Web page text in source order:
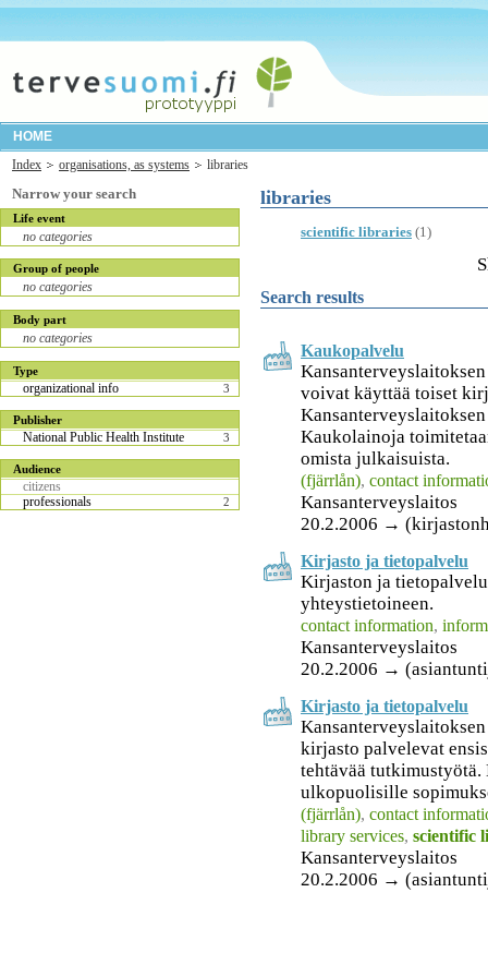
HOME
Index
organisations, as systems libraries
Narrow your search
Life event
no categories
Group of people
no categories
Body part
no categories
Type
organizational info 3
Publisher
National Public Health Institute 3
Audience
citizens
professionals
2
libraries
scientific libraries (1)
Search results
Kaukopalvelu
voivat käyttää toiset
Kaukolainoja
omista julkaisuista.
(fjärrlån), contact
Kansanterveyslaitos
20.2.2006 →
Kirjasto ja tietopalvelu
Kirjaston ja
yhteystietoineen.
contact information,
Kansanterveyslaitos
20.2.2006 →
Kirjasto ja tietopalvelu
kirjasto palvelevat
tehtävää
ulkopuolisille
(fjärrlån), contact
library services, scientific
Kansanterveyslaitos
20.2.2006 →